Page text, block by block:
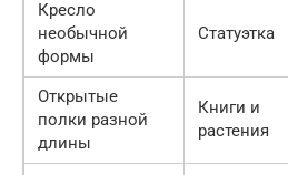
Кресло
необычной
формы
Статуэтка
Открытые
полки разной
длины
Книги и
растения